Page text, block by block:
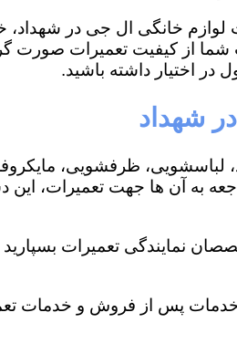
لوازم خانگی ال جی در
از کیفیت تعمیرات صورت
در اختیار داشته باشید.
شهداد
لباسشویی، ظرفشویی،
آن ها جهت تعمیرات، این
نمایندگی تعمیرات
پس از فروش و خدمات